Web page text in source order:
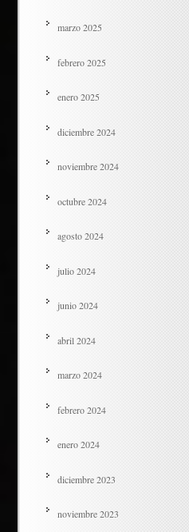
marzo 2025
febrero 2025
enero 2025
diciembre 2024
noviembre 2024
octubre 2024
agosto 2024
julio 2024
junio 2024
abril 2024
marzo 2024
febrero 2024
enero 2024
diciembre 2023
noviembre 2023